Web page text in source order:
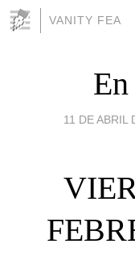
VANITY FEA
11 DE ABRIL